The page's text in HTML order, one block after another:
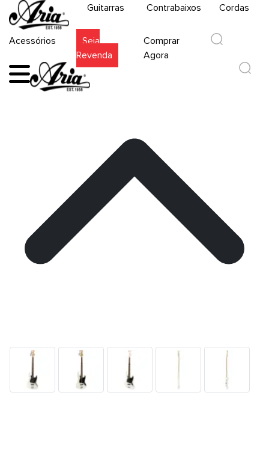
Guitarras Contrabaixos Cordas
Acessórios
Seja
Revenda
Comprar
Agora